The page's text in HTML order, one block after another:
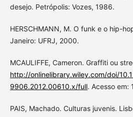
desejo. Petrópolis: Vozes, 1986.
HERSCHMANN, M. O funk e o hip-
Janeiro: UFRJ, 2000.
MCAULIFFE, Cameron. Graffiti ou
http://onlinelibrary.wiley.com/doi/
9906.2012.00610.x/full. Acesso em:
PAIS, Machado. Culturas juvenis.